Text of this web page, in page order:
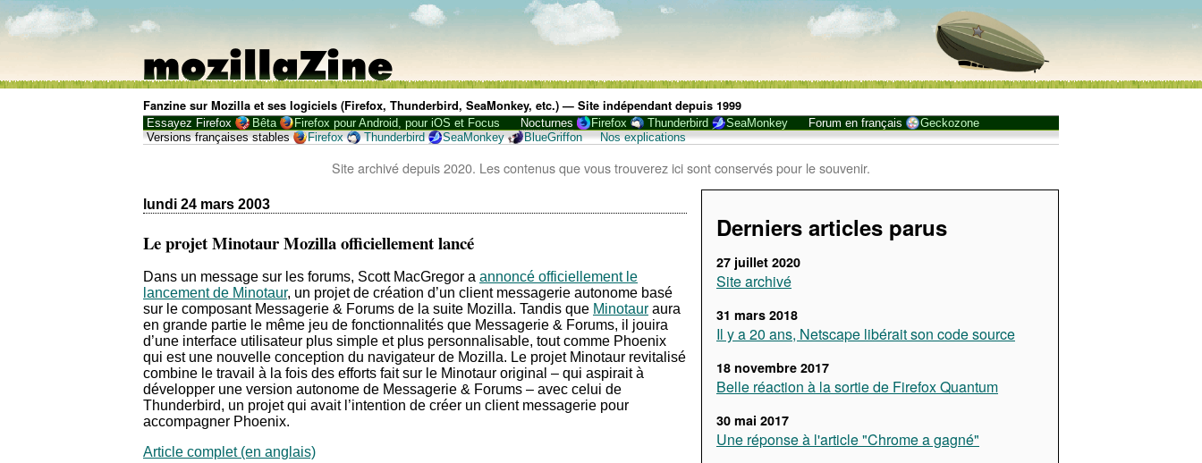
Fanzine sur Mozilla et ses logiciels (Firefox, Thunderbird, SeaMonkey, etc.) — Site indépendant depuis 1999
Essayez Firefox Bêta Firefox pour Android, pour iOS et Focus Nocturnes Firefox Thunderbird SeaMonkey Forum en français
Geckozone
Versions françaises stables
Firefox Thunderbird SeaMonkey BlueGriffon Nos explications
Site archivé depuis 2020. Les contenus que vous trouverez ici sont conservés pour le souvenir.
Derniers articles parus
27 juillet 2020
Site archivé
31 mars 2018
Il y a 20 ans, Netscape libérait son code source
18 novembre 2017
Belle réaction à la sortie de Firefox Quantum
30 mai 2017
Une réponse à l'article "Chrome a gagné"
lundi 24 mars 2003
Le projet Minotaur Mozilla officiellement lancé
Dans un message sur les forums, Scott MacGregor a annoncé officiellement le
lancement de Minotaur, un projet de création d’un client messagerie autonome basé
sur le composant Messagerie & Forums de la suite Mozilla. Tandis que Minotaur aura
en grande partie le même jeu de fonctionnalités que Messagerie & Forums, il jouira
d’une interface utilisateur plus simple et plus personnalisable, tout comme Phoenix
qui est une nouvelle conception du navigateur de Mozilla. Le projet Minotaur revitalisé
combine le travail à la fois des efforts fait sur le Minotaur original – qui aspirait à
développer une version autonome de Messagerie & Forums – avec celui de
Thunderbird, un projet qui avait l’intention de créer un client messagerie pour
accompagner Phoenix.
Article complet (en anglais)